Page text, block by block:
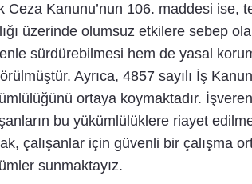
Ceza Kanunu’nun 106. maddesi ise,
üzerinde olumsuz etkilere sebep
sürdürebilmesi hem de yasal
Ayrıca, 4857 sayılı İş
ortaya koymaktadır.
bu yükümlülüklere riayet
çalışanlar için güvenli bir çalışma
sunmaktayız.